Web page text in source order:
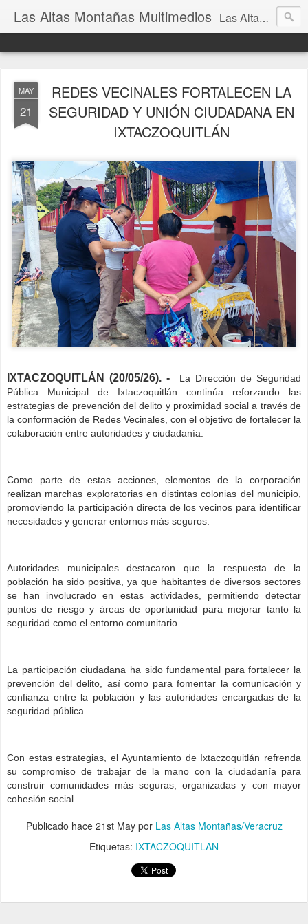
Las Altas Montañas Multimedios Las Altas Montañas Multimedios
MAY
21
REDES VECINALES FORTALECEN LA
SEGURIDAD Y UNIÓN CIUDADANA EN
IXTACZOQUITLÁN
IXTACZOQUITLÁN (20/05/26). -
La Dirección de Seguridad
Pública Municipal de Ixtaczoquitlán continúa reforzando las
estrategias de prevención del delito y proximidad social a través de
la conformación de Redes Vecinales, con el objetivo de fortalecer la
colaboración entre autoridades y ciudadanía.
Como parte de estas acciones, elementos de la corporación
realizan marchas exploratorias en distintas colonias del municipio,
promoviendo la participación directa de los vecinos para identificar
necesidades y generar entornos más seguros.
Autoridades municipales destacaron que la respuesta de la
población ha sido positiva, ya que habitantes de diversos sectores
se han involucrado en estas actividades, permitiendo detectar
puntos de riesgo y áreas de oportunidad para mejorar tanto la
seguridad como el entorno comunitario.
La participación ciudadana ha sido fundamental para fortalecer la
prevención del delito, así como para fomentar la comunicación y
confianza entre la población y las autoridades encargadas de la
seguridad pública.
Con estas estrategias, el Ayuntamiento de Ixtaczoquitlán refrenda
su compromiso de trabajar de la mano con la ciudadanía para
construir comunidades más seguras, organizadas y con mayor
cohesión social.
Publicado hace 21st Maypor Las Altas Montañas/Veracruz
Etiquetas: IXTACZOQUITLAN